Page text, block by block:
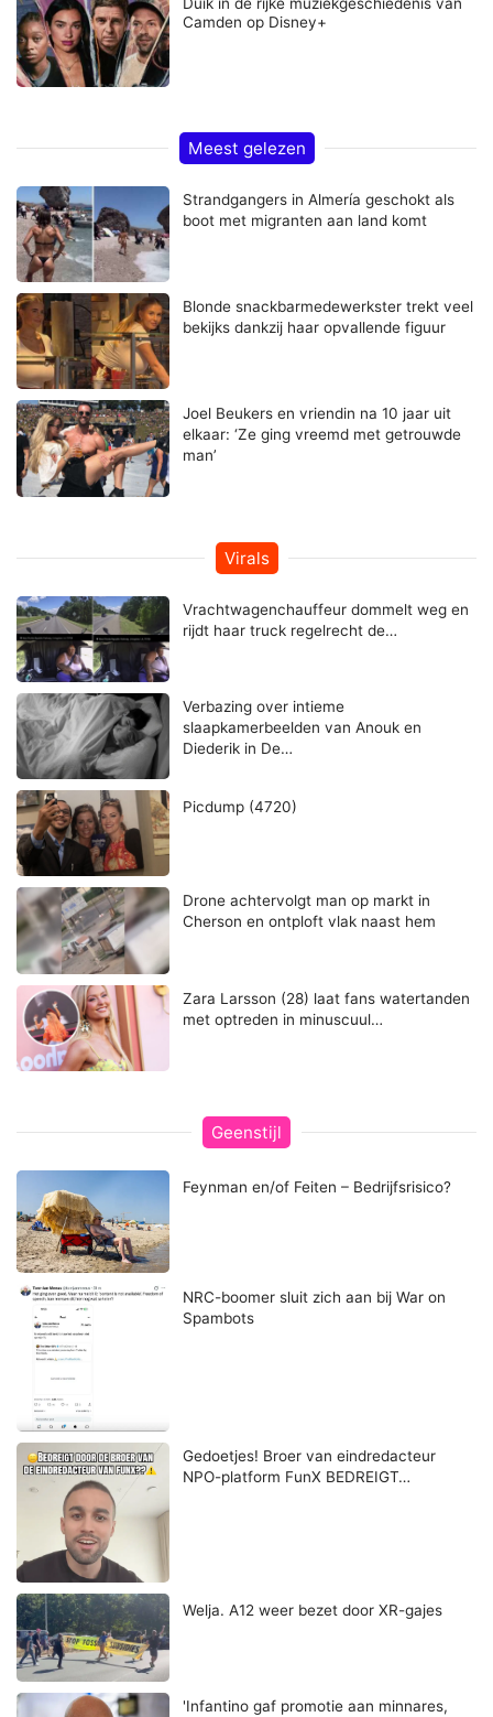
Duik in de rijke muziekgeschiedenis van
Camden op Disney+
Meest gelezen
Strandgangers in Almería geschokt als
boot met migranten aan land komt
Blonde snackbarmedewerkster trekt veel
bekijks dankzij haar opvallende figuur
Joel Beukers en vriendin na 10 jaar uit
elkaar: ‘Ze ging vreemd met getrouwde
man’
Virals
Vrachtwagenchauffeur dommelt weg en
rijdt haar truck regelrecht de…
Verbazing over intieme
slaapkamerbeelden van Anouk en
Diederik in De…
Picdump (4720)
Drone achtervolgt man op markt in
Cherson en ontploft vlak naast hem
Zara Larsson (28) laat fans watertanden
met optreden in minuscuul…
Geenstijl
Feynman en/of Feiten – Bedrijfsrisico?
NRC-boomer sluit zich aan bij War on
Spambots
Gedoetjes! Broer van eindredacteur
NPO-platform FunX BEDREIGT…
Welja. A12 weer bezet door XR-gajes
'Infantino gaf promotie aan minnares,